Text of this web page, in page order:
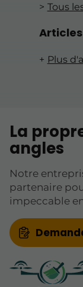
Tous
Plus
La
angles
Notre
partenaire
impeccable